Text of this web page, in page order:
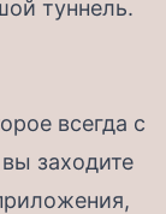
туннель.
всегда с
заходите